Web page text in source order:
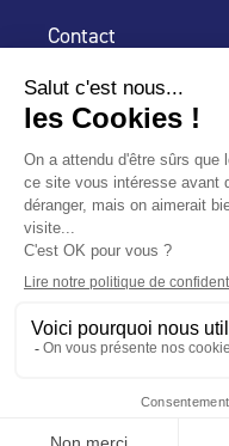
Contact
32 rue de Mogador
75 009 Paris
Nous suivre